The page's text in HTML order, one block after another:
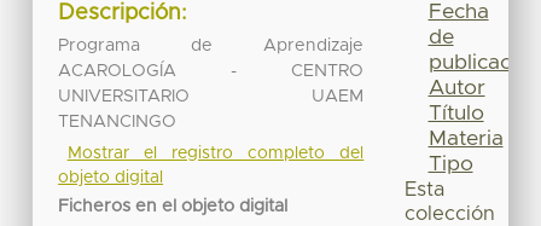
Descripción:
Programa de Aprendizaje
ACAROLOGÍA - CENTRO
UNIVERSITARIO UAEM
TENANCINGO
Mostrar el registro completo del
objeto digital
Ficheros en el objeto digital
Fecha
de
publicación
Autor
Título
Materia
Tipo
Esta
colección